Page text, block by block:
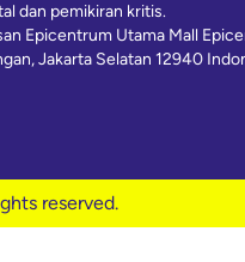
dan pemikiran kritis.
Epicentrum Utama Mall
Jakarta Selatan 12940
reserved.